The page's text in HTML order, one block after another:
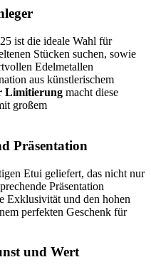
ist die ideale Wahl für
Stücken suchen, sowie
Edelmetallen
aus künstlerischem
Limitierung macht diese
großem
Präsentation
Etui geliefert, das nicht nur
Präsentation
Exklusivität und den hohen
perfekten Geschenk für
und Wert